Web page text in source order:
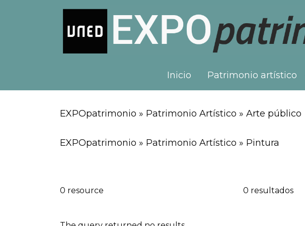
Inicio Patrimonio artístico
EXPOpatrimonio » Patrimonio Artístico » Arte público
EXPOpatrimonio » Patrimonio Artístico » Pintura
0 resource 0 resultados